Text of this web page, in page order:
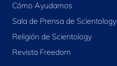
Cómo Ayudamos
Sala de Prensa de Scientology
Religión de Scientology
Revista Freedom